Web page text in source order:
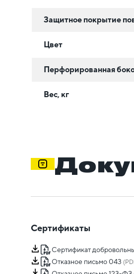
Защитное покрытие
Цвет
Перфорированная
Вес, кг
Сертификаты
Сертификат
Отказное письмо 043